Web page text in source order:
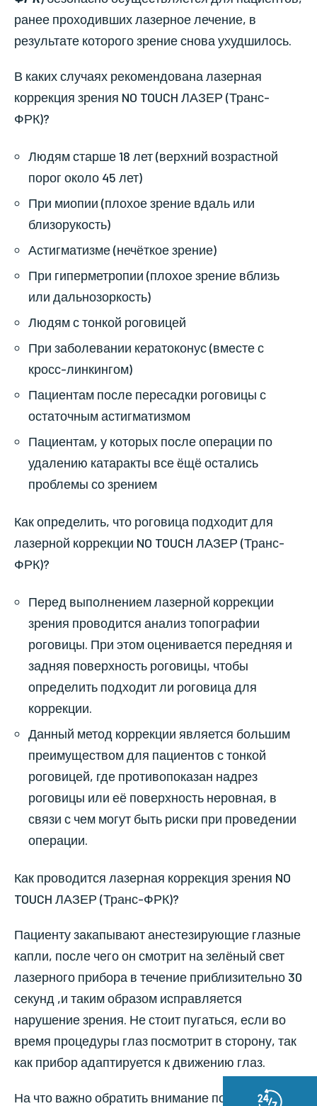
ранее проходивших лазерное лечение, в
результате которого зрение снова ухудшилось.
В каких случаях рекомендована лазерная
коррекция зрения NO TOUCH ЛАЗЕР (Транс-
ФРК)?
Людям старше 18 лет (верхний возрастной
порог около 45 лет)
При миопии (плохое зрение вдаль или
близорукость)
Астигматизме (нечёткое зрение)
При гиперметропии (плохое зрение вблизь
или дальнозоркость)
Людям с тонкой роговицей
При заболевании кератоконус (вместе с
кросс-линкингом)
Пациентам после пересадки роговицы с
остаточным астигматизмом
Пациентам, у которых после операции по
удалению катаракты все ёщё остались
проблемы со зрением
Как определить, что роговица подходит для
лазерной коррекции NO TOUCH ЛАЗЕР (Транс-
ФРК)?
Перед выполнением лазерной коррекции
зрения проводится анализ топографии
роговицы. При этом оценивается передняя и
задняя поверхность роговицы, чтобы
определить подходит ли роговица для
коррекции.
Данный метод коррекции является большим
преимуществом для пациентов с тонкой
роговицей, где противопоказан надрез
роговицы или её поверхность неровная, в
связи с чем могут быть риски при проведении
операции.
Как проводится лазерная коррекция зрения NO
TOUCH ЛАЗЕР (Транс-ФРК)?
Пациенту закапывают анестезирующие глазные
капли, после чего он смотрит на зелёный свет
лазерного прибора в течение приблизительно 30
секунд ,и таким образом исправляется
нарушение зрения. Не стоит пугаться, если во
время процедуры глаз посмотрит в сторону, так
как прибор адаптируется к движению глаз.
На что важно обратить внимание после